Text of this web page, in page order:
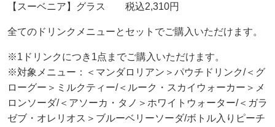
【スーベニア】グラス 税込2,310円
全てのドリンクメニューとセットでご購入いただけます。
※1ドリンクにつき1点までご購入いただけます。
※対象メニュー：＜マンダロリアン＞パウチドリンク/＜グ
ローグー＞ミルクティー/＜ルーク・スカイウォーカー＞メ
ロンソーダ/＜アソーカ・タノ＞ホワイトウォーター/＜ガラ
ゼブ・オレリオス＞ブルーベリーソーダ/ボトル入りピーチ